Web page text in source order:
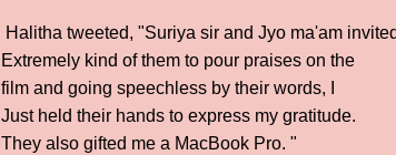
Halitha tweeted, "Suriya sir and Jyo ma'am
Extremely kind of them to pour praises on the
film and going speechless by their words, I
Just held their hands to express my gratitude.
They also gifted me a MacBook Pro. "